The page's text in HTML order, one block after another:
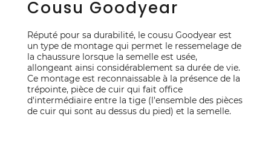
Cousu Goodyear
Réputé pour sa durabilité, le cousu Goodyear est
un type de montage qui permet le ressemelage de
la chaussure lorsque la semelle est usée,
allongeant ainsi considérablement sa durée de vie.
Ce montage est reconnaissable à la présence de la
trépointe, pièce de cuir qui fait office
d'intermédiaire entre la tige (l'ensemble des pièces
de cuir qui sont au dessus du pied) et la semelle.